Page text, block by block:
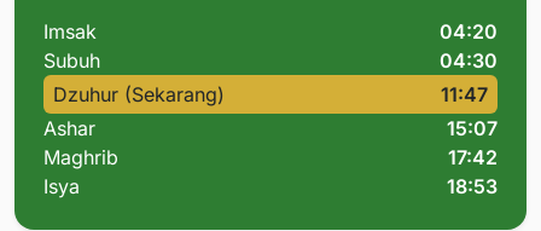
Imsak
04:20
Subuh
04:30
Dzuhur (Sekarang)
11:47
Ashar
15:07
Maghrib
17:42
Isya
18:53